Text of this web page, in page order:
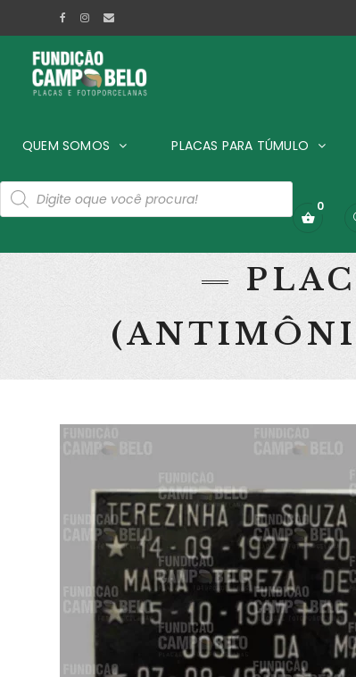
QUEM SOMOS PLACAS PARA TÚMULO
0